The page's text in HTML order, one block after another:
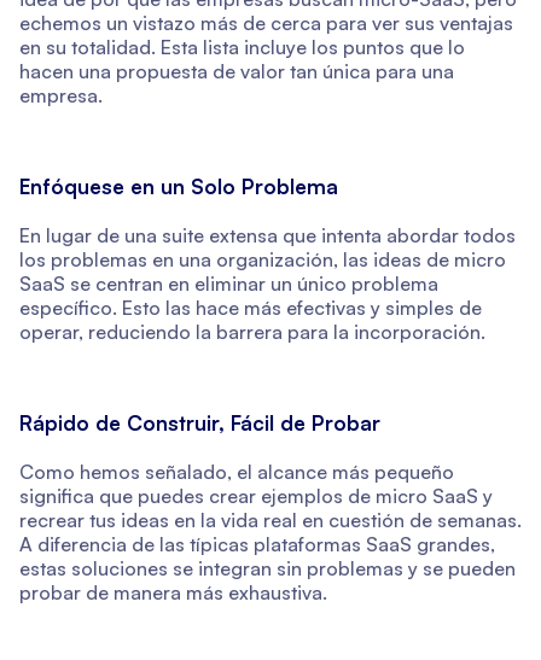
echemos un vistazo más de cerca para ver sus ventajas
en su totalidad. Esta lista incluye los puntos que lo
hacen una propuesta de valor tan única para una
empresa.
Enfóquese en un Solo Problema
En lugar de una suite extensa que intenta abordar todos
los problemas en una organización, las ideas de micro
SaaS se centran en eliminar un único problema
específico. Esto las hace más efectivas y simples de
operar, reduciendo la barrera para la incorporación.
Rápido de Construir, Fácil de Probar
Como hemos señalado, el alcance más pequeño
significa que puedes crear ejemplos de micro SaaS y
recrear tus ideas en la vida real en cuestión de semanas.
A diferencia de las típicas plataformas SaaS grandes,
estas soluciones se integran sin problemas y se pueden
probar de manera más exhaustiva.